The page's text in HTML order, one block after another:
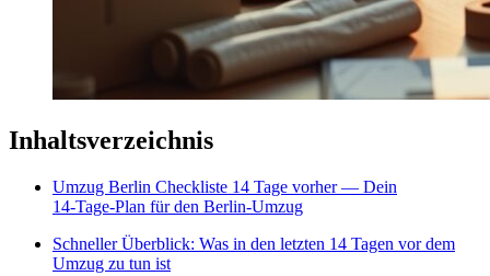
Inhaltsverzeichnis
Umzug Berlin Checkliste 14 Tage vorher — Dein
14‑Tage‑Plan für den Berlin‑Umzug
Schneller Überblick: Was in den letzten 14 Tagen vor dem
Umzug zu tun ist